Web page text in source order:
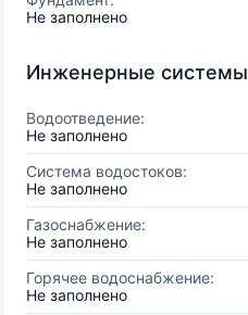
Не заполнено
Инженерные системы
Водоотведение:
Не заполнено
Система водостоков:
Не заполнено
Газоснабжение:
Не заполнено
Горячее водоснабжение:
Не заполнено